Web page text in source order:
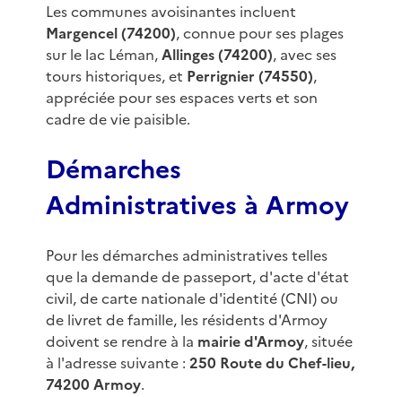
Les communes avoisinantes incluent
Margencel (74200), connue pour ses plages
sur le lac Léman,Allinges (74200), avec ses
tours historiques, et Perrignier (74550),
appréciée pour ses espaces verts et son
cadre de vie paisible.
Démarches
Administratives à Armoy
Pour les démarches administratives telles
que la demande de passeport, d'acte d'état
civil, de carte nationale d'identité (CNI) ou
de livret de famille, les résidents d'Armoy
doivent se rendre à la mairie d'Armoy, située
à l'adresse suivante : 250 Route du Chef-lieu,
74200 Armoy.